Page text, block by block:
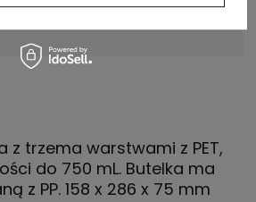
z trzema warstwami z PET,
do 750 mL. Butelka ma
z PP. 158 x 286 x 75 mm